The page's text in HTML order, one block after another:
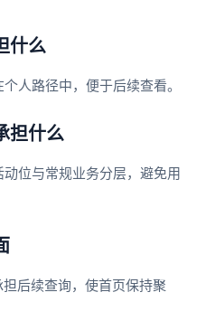
什么
人路径中，便于后续查看。
担什么
位与常规业务分层，避免用
后续查询，使首页保持聚